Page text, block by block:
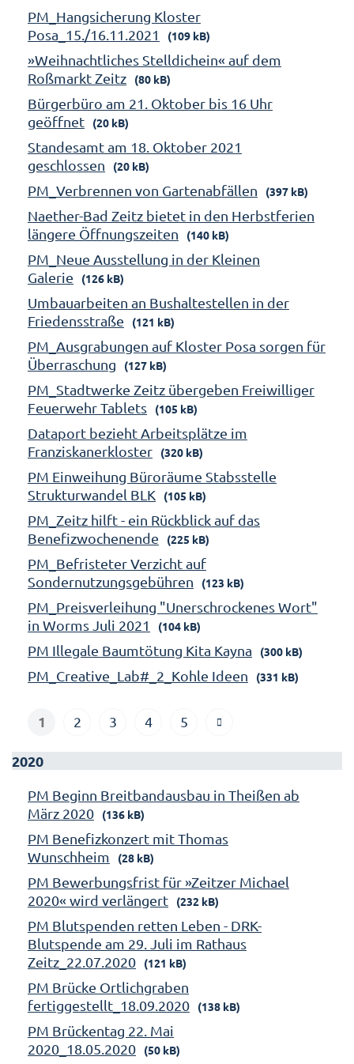
PM_Hangsicherung Kloster
Posa_15./16.11.2021
(109 kB)
»Weihnachtliches Stelldichein« auf dem
Roßmarkt Zeitz
(80 kB)
Bürgerbüro am 21. Oktober bis 16 Uhr
geöffnet
(20 kB)
Standesamt am 18. Oktober 2021
geschlossen
(20 kB)
PM_Verbrennen von Gartenabfällen (397 kB)
Naether-Bad Zeitz bietet in den Herbstferien
längere Öffnungszeiten
(140 kB)
PM_Neue Ausstellung in der Kleinen
Galerie
(126 kB)
Umbauarbeiten an Bushaltestellen in der
Friedensstraße
(121 kB)
PM_Ausgrabungen auf Kloster Posa sorgen für
Überraschung
(127 kB)
PM_Stadtwerke Zeitz übergeben Freiwilliger
Feuerwehr Tablets
(105 kB)
Dataport bezieht Arbeitsplätze im
Franziskanerkloster
(320 kB)
PM Einweihung Büroräume Stabsstelle
Strukturwandel BLK
(105 kB)
PM_Zeitz hilft - ein Rückblick auf das
Benefizwochenende
(225 kB)
PM_Befristeter Verzicht auf
Sondernutzungsgebühren
(123 kB)
PM_Preisverleihung "Unerschrockenes Wort"
in Worms Juli 2021
(104 kB)
PM Illegale Baumtötung Kita Kayna (300 kB)
PM_Creative_Lab#_2_Kohle Ideen (331 kB)
1 2 3 4 5
2020
PM Beginn Breitbandausbau in Theißen ab
März 2020
(136 kB)
PM Benefizkonzert mit Thomas
Wunschheim
(28 kB)
PM Bewerbungsfrist für »Zeitzer Michael
2020« wird verlängert
(232 kB)
PM Blutspenden retten Leben - DRK-
Blutspende am 29. Juli im Rathaus
Zeitz_22.07.2020
(121 kB)
PM Brücke Ortlichgraben
fertiggestellt_18.09.2020
(138 kB)
PM Brückentag 22. Mai
2020_18.05.2020
(50 kB)